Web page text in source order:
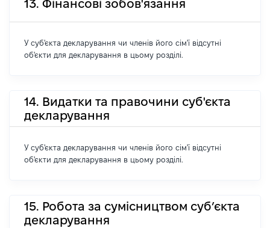
13. Фінансові зобов'язання
У суб'єкта декларування чи членів його сім'ї відсутні
об'єкти для декларування в цьому розділі.
14. Видатки та правочини суб'єкта
декларування
У суб'єкта декларування чи членів його сім'ї відсутні
об'єкти для декларування в цьому розділі.
15. Робота за сумісництвом суб’єкта
декларування